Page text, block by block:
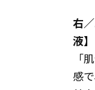
右
液】
「
感